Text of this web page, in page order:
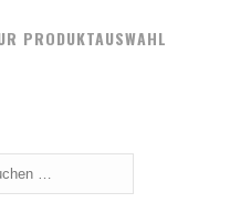
PRODUKTAUSWAHL